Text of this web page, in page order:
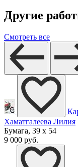
Другие
Смотреть все
Хаматгалеева Лилия
Бумага, 39 x 54
9 000 руб.